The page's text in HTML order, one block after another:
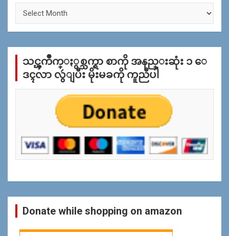
က္
န္
သင္ၾကိဳက္ႏွစ္သက္ရာ စာကို အနည္းဆုံး ၁ ေ
ဒၚလာ လွဴျပီး မိုးမခကို ကူညီပါ
Donate while shopping on amazon